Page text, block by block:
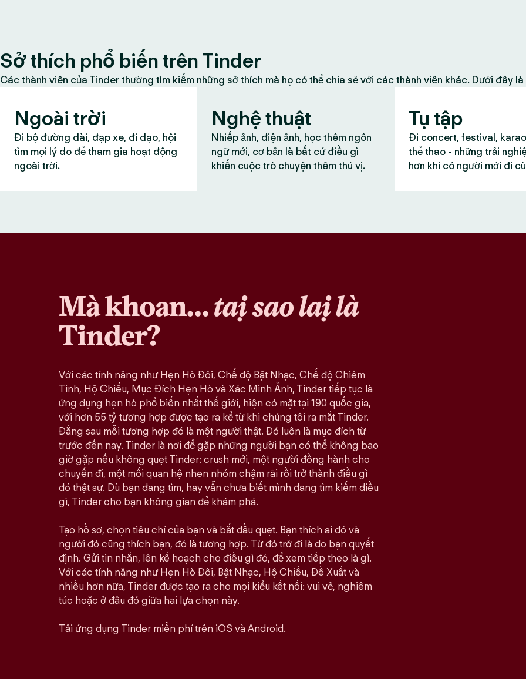
Sở thích phổ biến trên Tinder
Các thành viên của Tinder thường tìm kiếm những sở thích mà họ có thể chia sẻ với các thành viên khác. Dưới đây
Ngoài trời
Đi bộ đường dài, đạp xe, đi dạo, hội
tìm mọi lý do để tham gia hoạt động
ngoài trời.
Nghệ thuật
Nhiếp ảnh, điện ảnh, học thêm ngôn
ngữ mới, cơ bản là bất cứ điều gì
khiến cuộc trò chuyện thêm thú vị.
Tụ tập
Đi concert, festival,
thể thao - những trải
hơn khi có người mới đi
Mà khoan…tại sao lại là
Tinder?
Với các tính năng như Hẹn Hò Đôi, Chế độ Bật Nhạc, Chế độ Chiêm
Tinh, Hộ Chiếu, Mục Đích Hẹn Hò và Xác Minh Ảnh, Tinder tiếp tục là
ứng dụng hẹn hò phổ biến nhất thế giới, hiện có mặt tại 190 quốc gia,
với hơn 55 tỷ tương hợp được tạo ra kể từ khi chúng tôi ra mắt Tinder.
Đằng sau mỗi tương hợp đó là một người thật. Đó luôn là mục đích từ
trước đến nay. Tinder là nơi để gặp những người bạn có thể không bao
giờ gặp nếu không quẹt Tinder: crush mới, một người đồng hành cho
chuyến đi, một mối quan hệ nhen nhóm chậm rãi rồi trở thành điều gì
đó thật sự. Dù bạn đang tìm, hay vẫn chưa biết mình đang tìm kiếm điều
gì, Tinder cho bạn không gian để khám phá.
Tạo hồ sơ, chọn tiêu chí của bạn và bắt đầu quẹt. Bạn thích ai đó và
người đó cũng thích bạn, đó là tương hợp. Từ đó trở đi là do bạn quyết
định. Gửi tin nhắn, lên kế hoạch cho điều gì đó, để xem tiếp theo là gì.
Với các tính năng như Hẹn Hò Đôi, Bật Nhạc, Hộ Chiếu, Đề Xuất và
nhiều hơn nữa, Tinder được tạo ra cho mọi kiểu kết nối: vui vẻ, nghiêm
túc hoặc ở đâu đó giữa hai lựa chọn này.
Tải ứng dụng Tinder miễn phí trên iOS và Android.